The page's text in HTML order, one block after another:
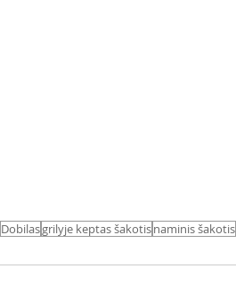
Dobilasgrilyje keptas šakotisnaminis šakotis